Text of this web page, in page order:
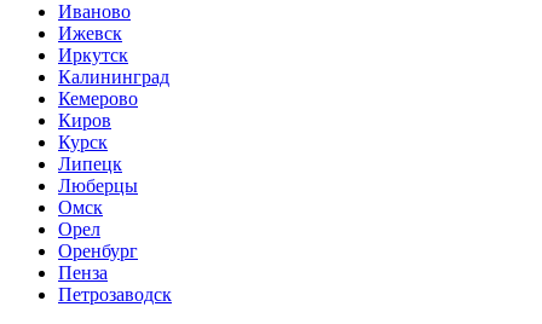
Иваново
Ижевск
Иркутск
Калининград
Кемерово
Киров
Курск
Липецк
Люберцы
Омск
Орел
Оренбург
Пенза
Петрозаводск